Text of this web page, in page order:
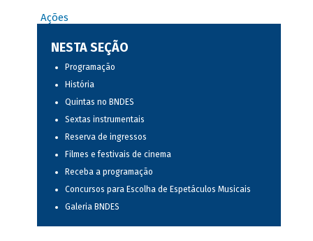
Ações
NESTA SEÇÃO
Programação
História
Quintas no BNDES
Sextas instrumentais
Reserva de ingressos
Filmes e festivais de cinema
Receba a programação
Concursos para Escolha de Espetáculos Musicais
Galeria BNDES